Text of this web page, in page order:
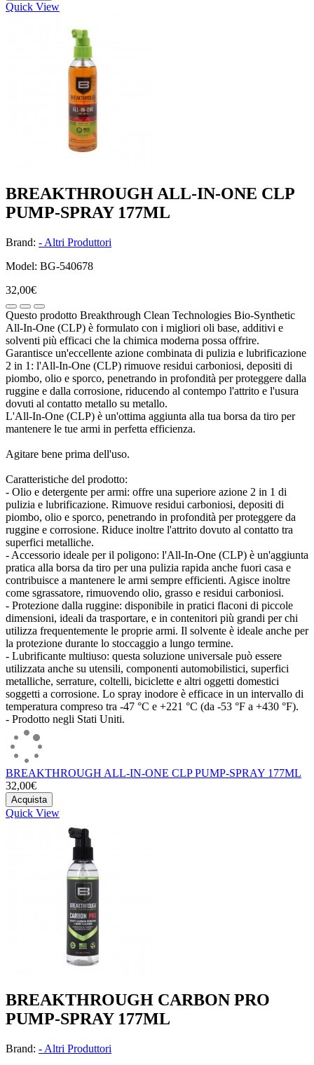
Quick View
BREAKTHROUGH ALL-IN-ONE CLP
PUMP-SPRAY 177ML
Brand: - Altri Produttori
Model: BG-540678
32,00€
Questo prodotto Breakthrough Clean Technologies Bio-Synthetic
All-In-One (CLP) è formulato con i migliori oli base, additivi e
solventi più efficaci che la chimica moderna possa offrire.
Garantisce un'eccellente azione combinata di pulizia e lubrificazione
2 in 1: l'All-In-One (CLP) rimuove residui carboniosi, depositi di
piombo, olio e sporco, penetrando in profondità per proteggere dalla
ruggine e dalla corrosione, riducendo al contempo l'attrito e l'usura
dovuti al contatto metallo su metallo.
L'All-In-One (CLP) è un'ottima aggiunta alla tua borsa da tiro per
mantenere le tue armi in perfetta efficienza.
Agitare bene prima dell'uso.
Caratteristiche del prodotto:
- Olio e detergente per armi: offre una superiore azione 2 in 1 di
pulizia e lubrificazione. Rimuove residui carboniosi, depositi di
piombo, olio e sporco, penetrando in profondità per proteggere da
ruggine e corrosione. Riduce inoltre l'attrito dovuto al contatto tra
superfici metalliche.
- Accessorio ideale per il poligono: l'All-In-One (CLP) è un'aggiunta
pratica alla borsa da tiro per una pulizia rapida anche fuori casa e
contribuisce a mantenere le armi sempre efficienti. Agisce inoltre
come sgrassatore, rimuovendo olio, grasso e residui carboniosi.
- Protezione dalla ruggine: disponibile in pratici flaconi di piccole
dimensioni, ideali da trasportare, e in contenitori più grandi per chi
utilizza frequentemente le proprie armi. Il solvente è ideale anche per
la protezione durante lo stoccaggio a lungo termine.
- Lubrificante multiuso: questa soluzione universale può essere
utilizzata anche su utensili, componenti automobilistici, superfici
metalliche, serrature, coltelli, biciclette e altri oggetti domestici
soggetti a corrosione. Lo spray inodore è efficace in un intervallo di
temperatura compreso tra -47 °C e +221 °C (da -53 °F a +430 °F).
- Prodotto negli Stati Uniti.
BREAKTHROUGH ALL-IN-ONE CLP PUMP-SPRAY 177ML
32,00€
Acquista
Quick View
BREAKTHROUGH CARBON PRO
PUMP-SPRAY 177ML
Brand: - Altri Produttori